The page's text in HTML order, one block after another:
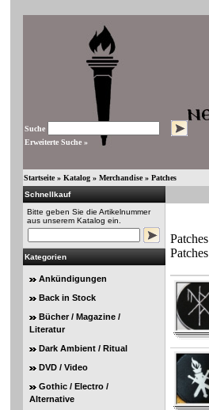
Suche
Erweiterte Suche »
Startseite» Katalog» Merchandise» Patches
Schnellkauf
Bitte geben Sie die Artikelnummer
aus unserem Katalog ein.
Kategorien
Ankündigungen
Back in Stock
Bücher / Magazine /
Literatur
Dark Ambient / Ritual
DVD / Video
Gothic / Electro /
Alternative
Patches
Patches